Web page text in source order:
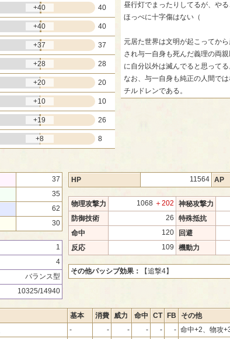
+40 40
+40 40
+37 37
+28 28
+20 20
+10 10
+19 26
+8 8
昼行灯でまったりしてるが、やる
ほっぺに十字傷はない（
元居た世界は文明が起こってか
され与一自身も死んだ義理の両
に自分以外は滅んでると思ってる
なお、与一自身も純正の人間で
チルドレンである。
37
35
62
30
1
4
バランス型
10325/14940
HP 11564 AP
物理攻撃力 1068 ＋202 神秘攻撃力
防御技術
26 特殊抵抗
命中
120 回避
反応
109 機動力
その他パッシブ効果： 【追撃4】
基本 消費 威力 命中 CT FB
その他
- - - - - - 命中+2、物攻